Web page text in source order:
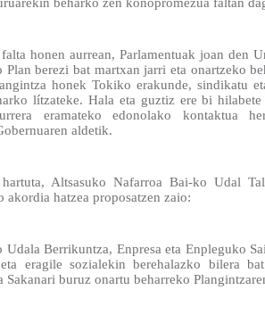
honen aurrean, Parlamentuak joan den
Plan berezi bat martxan jarri eta onartzeko
honek Tokiko erakunde, sindikatu
lítzateke. Hala eta guztiz ere bi
eramateko edonolako kontaktua
aldetik.
Altsasuko Nafarroa Bai-ko Udal
akordia hatzea proposatzen zaio:
Udala Berrikuntza, Enpresa eta Enpleguko
eragile sozialekin berehalazko bilera
Sakanari buruz onartu beharreko